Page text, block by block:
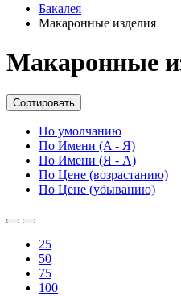
Бакалея
Макаронные изделия
Макаронные
Сортировать
По умолчанию
По Имени (A - Я)
По Имени (Я - A)
По Цене (возрастанию)
По Цене (убыванию)
25
50
75
100